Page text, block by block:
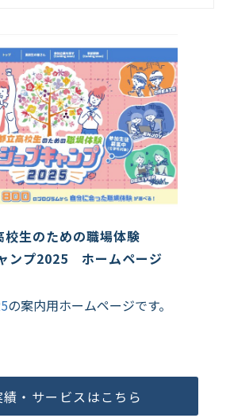
校生のための職場体験
ンプ2025　ホームページ
の案内用ホームページです。
績・サービスはこちら